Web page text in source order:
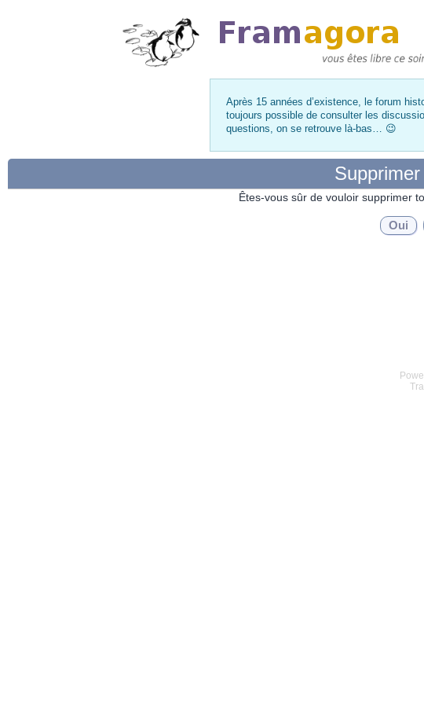
Après 15 années d’existence, le forum
toujours possible de consulter les
questions, on se retrouve là-bas… 😉
Êtes-vous sûr de vouloir supprimer